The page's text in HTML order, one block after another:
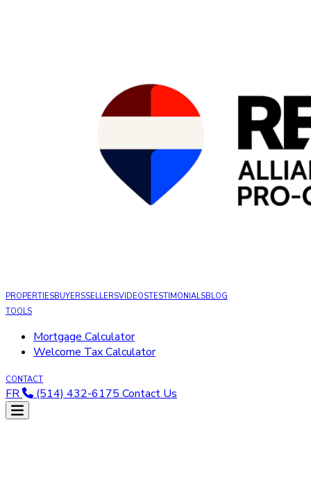
PROPERTIESBUYERSSELLERSVIDEOSTESTIMONIALSBLOG
TOOLS
Mortgage Calculator
Welcome Tax Calculator
CONTACT
FR (514) 432-6175 Contact Us